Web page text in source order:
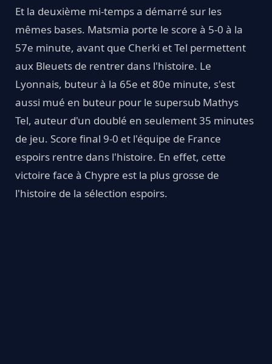
Et la deuxième mi-temps a démarré sur les
mêmes bases. Matsmia porte le score à 5-0 à la
57e minute, avant que Cherki et Tel permettent
aux Bleuets de rentrer dans l'histoire. Le
Lyonnais, buteur à la 65e et 80e minute, s'est
aussi mué en buteur pour le supersub Mathys
Tel, auteur d'un doublé en seulement 35 minutes
de jeu. Score final 9-0 et l'équipe de France
espoirs rentre dans l'histoire. En effet, cette
victoire face à Chypre est la plus grosse de
l'histoire de la sélection espoirs.